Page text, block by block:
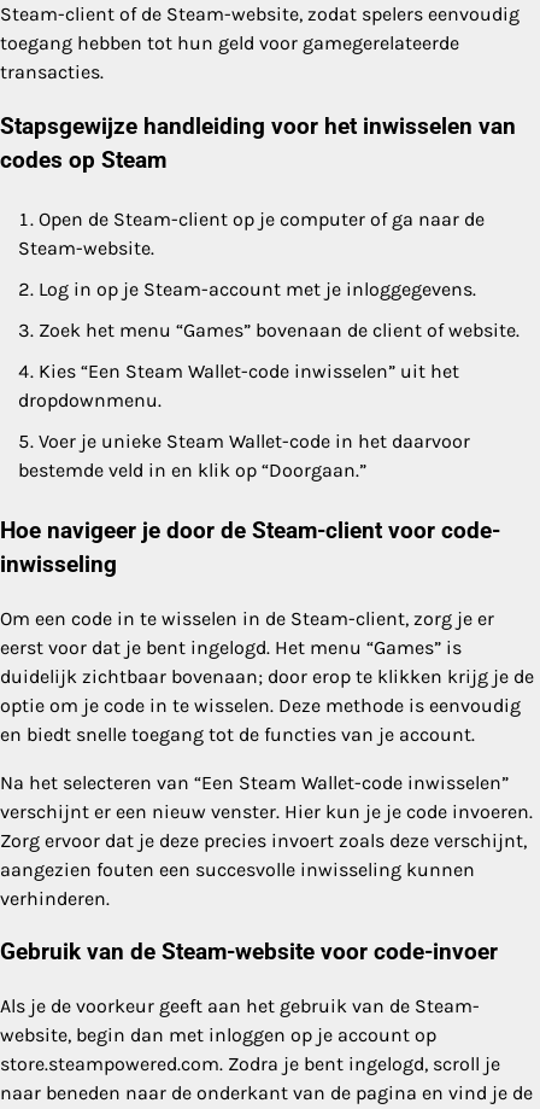
Steam-client of de Steam-website, zodat spelers eenvoudig
toegang hebben tot hun geld voor gamegerelateerde
transacties.
Stapsgewijze handleiding voor het inwisselen van
codes op Steam
Open de Steam-client op je computer of ga naar de
Steam-website.
Log in op je Steam-account met je inloggegevens.
Zoek het menu “Games” bovenaan de client of website.
Kies “Een Steam Wallet-code inwisselen” uit het
dropdownmenu.
Voer je unieke Steam Wallet-code in het daarvoor
bestemde veld in en klik op “Doorgaan.”
Hoe navigeer je door de Steam-client voor code-
inwisseling
Om een code in te wisselen in de Steam-client, zorg je er
eerst voor dat je bent ingelogd. Het menu “Games” is
duidelijk zichtbaar bovenaan; door erop te klikken krijg je de
optie om je code in te wisselen. Deze methode is eenvoudig
en biedt snelle toegang tot de functies van je account.
Na het selecteren van “Een Steam Wallet-code inwisselen”
verschijnt er een nieuw venster. Hier kun je je code invoeren.
Zorg ervoor dat je deze precies invoert zoals deze verschijnt,
aangezien fouten een succesvolle inwisseling kunnen
verhinderen.
Gebruik van de Steam-website voor code-invoer
Als je de voorkeur geeft aan het gebruik van de Steam-
website, begin dan met inloggen op je account op
store.steampowered.com. Zodra je bent ingelogd, scroll je
naar beneden naar de onderkant van de pagina en vind je de